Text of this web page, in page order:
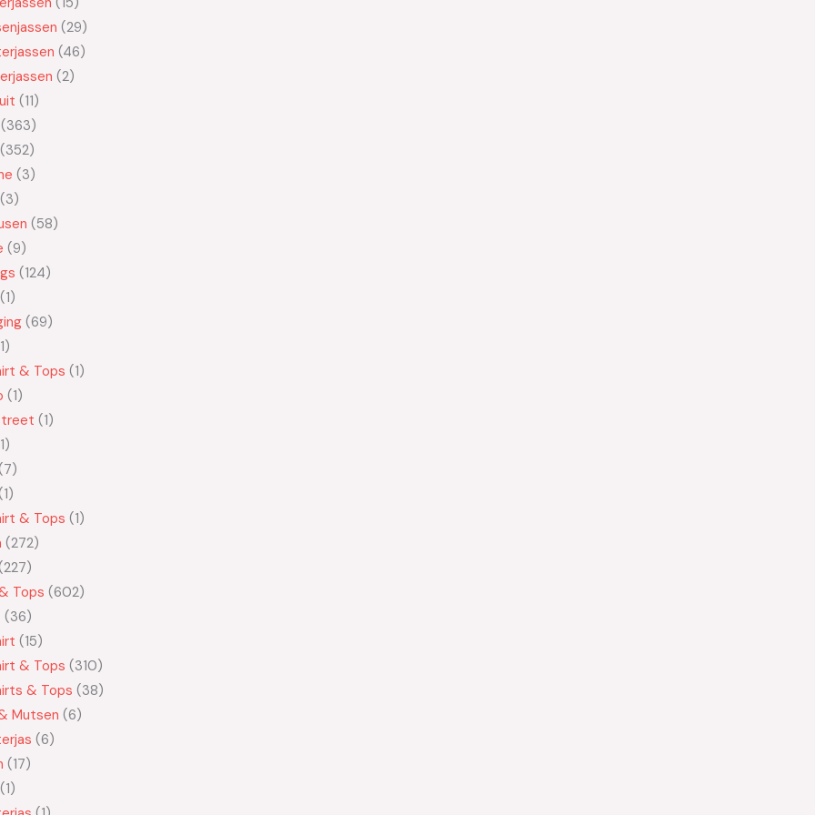
29
46
2
11
363
352
3
3
58
9
124
1
69
1
& Tops 1
1
1
1
7
1
& Tops 1
272
227
Tops 602
36
15
& Tops 310
& Tops 38
Mutsen 6
6
17
1